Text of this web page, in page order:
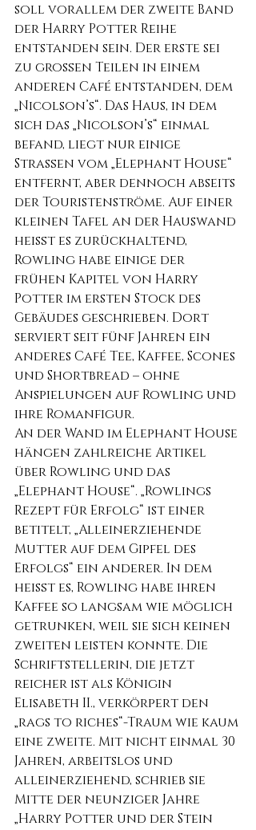
soll vorallem der zweite Band
der Harry Potter Reihe
entstanden sein. Der erste sei
zu großen Teilen in einem
anderen Café entstanden, dem
„Nicolson’s“. Das Haus, in dem
sich das „Nicolson’s“ einmal
befand, liegt nur einige
Straßen vom „Elephant House“
entfernt, aber dennoch abseits
der Touristenströme. Auf einer
kleinen Tafel an der Hauswand
heißt es zurückhaltend,
Rowling habe einige der
frühen Kapitel von Harry
Potter im ersten Stock des
Gebäudes geschrieben. Dort
serviert seit fünf Jahren ein
anderes Café Tee, Kaffee, Scones
und Shortbread – ohne
Anspielungen auf Rowling und
ihre Romanfigur.
An der Wand im Elephant House
hängen zahlreiche Artikel
über Rowling und das
„Elephant House“. „Rowlings
Rezept für Erfolg“ ist einer
betitelt, „Alleinerziehende
Mutter auf dem Gipfel des
Erfolgs“ ein anderer. In dem
heißt es, Rowling habe ihren
Kaffee so langsam wie möglich
getrunken, weil sie sich keinen
zweiten leisten konnte. Die
Schriftstellerin, die jetzt
reicher ist als Königin
Elisabeth II., verkörpert den
„rags to riches“-Traum wie kaum
eine zweite. Mit nicht einmal 30
Jahren, arbeitslos und
alleinerziehend, schrieb sie
Mitte der neunziger Jahre
„Harry Potter und der Stein